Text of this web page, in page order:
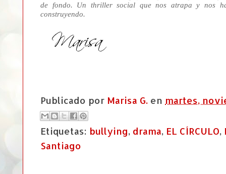
de fondo. Un thriller social que nos atrapa y nos
construyendo.
Publicado por Marisa G. en martes,
Etiquetas: bullying, drama, EL CÍRCULO,
Santiago